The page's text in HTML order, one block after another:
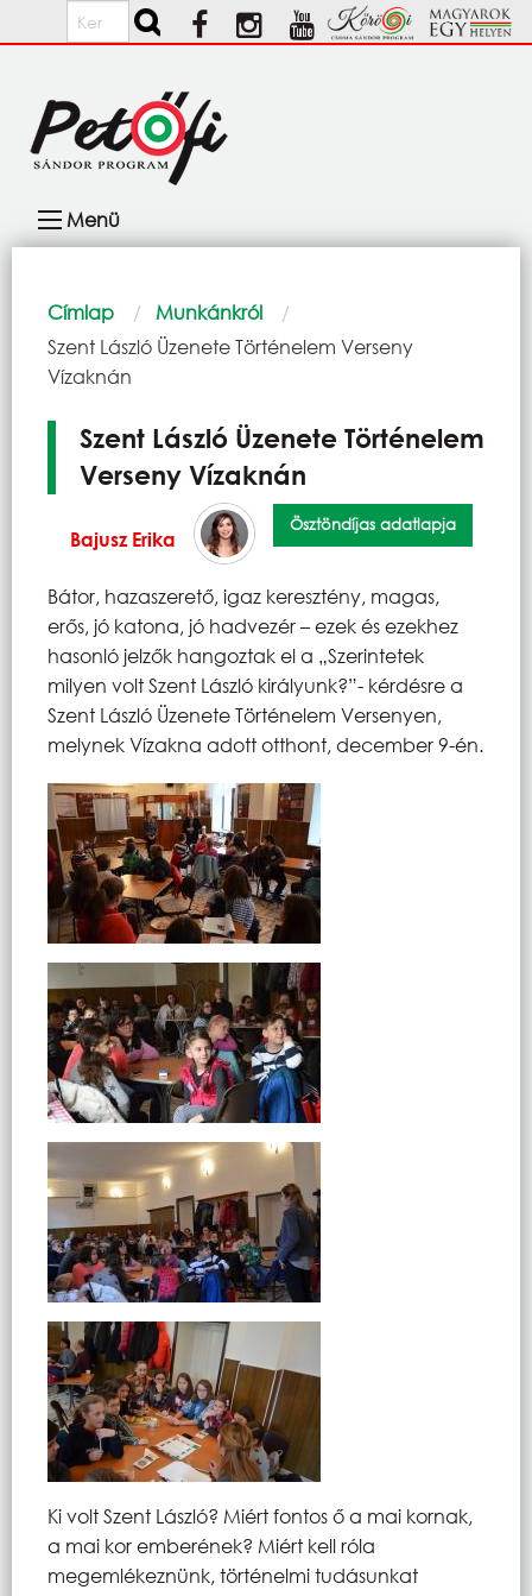
Ugrás a tartalomra
Keresés
navigáció
Menü
Morzsa
Címlap
Munkánkról
Current:
Szent László Üzenete Történelem Verseny
Vízaknán
Szent László Üzenete Történelem
Verseny Vízaknán
Bajusz Erika
Ösztöndíjas adatlapja
Bátor, hazaszerető, igaz keresztény, magas,
erős, jó katona, jó hadvezér – ezek és ezekhez
hasonló jelzők hangoztak el a „Szerintetek
milyen volt Szent László királyunk?”- kérdésre a
Szent László Üzenete Történelem Versenyen,
melynek Vízakna adott otthont, december 9-én.
Ki volt Szent László? Miért fontos ő a mai kornak,
a mai kor emberének? Miért kell róla
megemlékeznünk, történelmi tudásunkat